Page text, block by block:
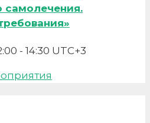
самолечения.
- 14:30 UTC+3